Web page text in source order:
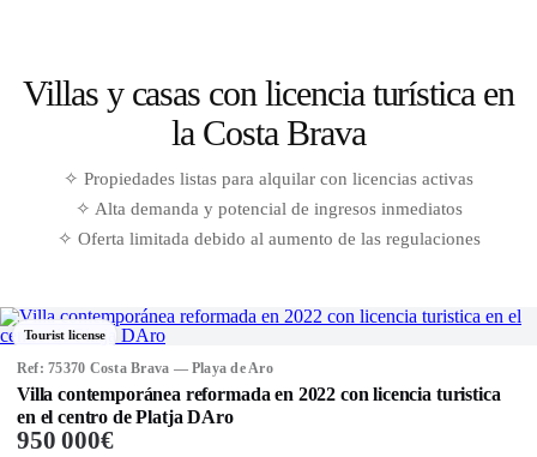
Villas y casas con licencia turística en
la Costa Brava
✧ Propiedades listas para alquilar con licencias activas
✧ Alta demanda y potencial de ingresos inmediatos
✧ Oferta limitada debido al aumento de las regulaciones
Tourist license
Ref: 75351 Costa Brava — Santa Cristina d\'Aro
Exclusiva finca mediterránea con licencia turística, tres
edificaciones y más de 35 hectáreas en la Costa Brava
6 950 000€